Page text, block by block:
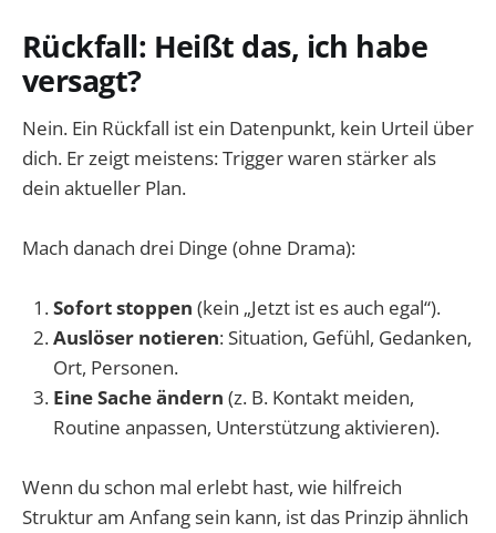
Rückfall: Heißt das, ich habe
versagt?
Nein. Ein Rückfall ist ein Datenpunkt, kein Urteil über
dich. Er zeigt meistens: Trigger waren stärker als
dein aktueller Plan.
Mach danach drei Dinge (ohne Drama):
Sofort stoppen (kein „Jetzt ist es auch egal“).
Auslöser notieren: Situation, Gefühl, Gedanken,
Ort, Personen.
Eine Sache ändern (z. B. Kontakt meiden,
Routine anpassen, Unterstützung aktivieren).
Wenn du schon mal erlebt hast, wie hilfreich
Struktur am Anfang sein kann, ist das Prinzip ähnlich